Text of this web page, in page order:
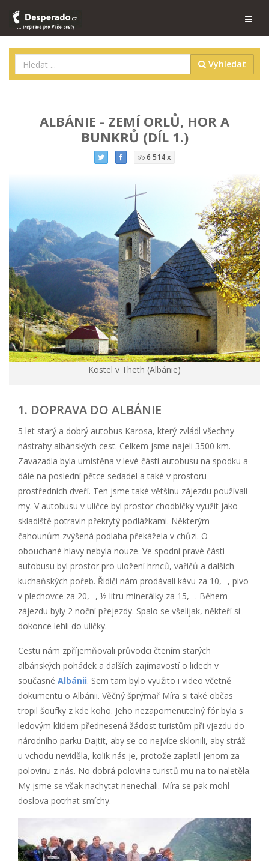
Vyhledat
ALBÁNIE - ZEMÍ ORLŮ, HOR A
BUNKRŮ (DÍL 1.)
6 514 x
Kostel v Theth (Albánie)
1. DOPRAVA DO ALBÁNIE
5 let starý a dobrý autobus Karosa, který zvládl všechny
nástrahy albánských cest. Celkem jsme najeli 3500 km.
Zavazadla byla umístěna v levé části autobusu na spodku a
dále na poslední pětce sedadel a také v prostoru
prostředních dveří. Ten jsme také většinu zájezdu používali
my. V autobusu v uličce byl prostor chodbičky využit jako
skladiště potravin překrytý podlážkami. Některým
čahounům zvýšená podlaha překážela v chůzi. O
obouchané hlavy nebyla nouze. Ve spodní pravé části
autobusu byl prostor pro uložení hrnců, vařičů a dalších
kuchaňských pořeb. Řidiči nám prodávali kávu za 10,--, pivo
v plechovce za 20,--, ½ litru minerálky za 15,--. Během
zájezdu byly 2 noční přejezdy. Spalo se všelijak, někteří si
dokonce lehli do uličky.
Cestu nám zpříjemňovali průvodci čtením starých
albánských pohádek a dalších zajímavostí o lidech v
současné Albánii. Sem tam bylo využito i video včetně
dokumentu o Albánii. Věčný šprýmař Míra si také občas
tropil šoufky z kde koho. Jeho nezapomenutelný fór byla s
ledovým klidem přednesená žádost turistům při vjezdu do
národního parku Dajtit, aby se co nejvíce sklonili, aby stráž
u vchodu neviděla, kolik nás je, protože zaplatil jenom za
polovinu z nás. No dobrá polovina turistů mu na to naletěla.
My jsme se však nachytat nenechali. Míra se pak mohl
doslova potrhat smíchy.